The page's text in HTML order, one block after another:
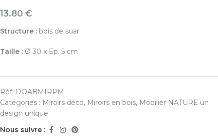
13.80 €
Structure : bois de suar
Taille : Ø 30 x Ep. 5 cm
Réf: DOABMIRPM
Catégories : Miroirs déco, Miroirs en bois, Mobilier NATURE un
design unique
Nous suivre :